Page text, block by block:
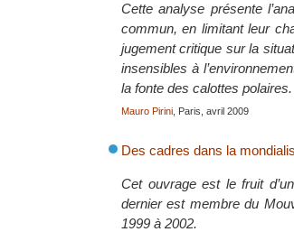
Cette analyse présente
commun, en limitant leur
jugement critique sur la
insensibles à
la fonte des calottes polaires.
Mauro Pirini , Paris, avril 2009
Des cadres dans la
Cet ouvrage est le fruit
dernier est membre du
1999 à 2002.